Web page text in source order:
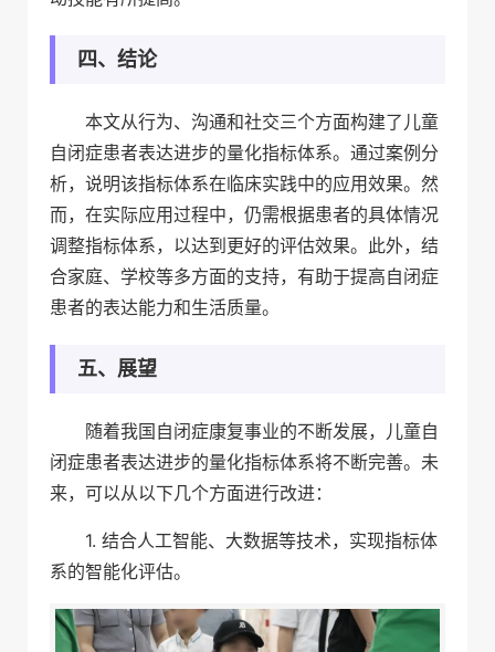
四、结论
本文从行为、沟通和社交三个方面构建了儿童
自闭症患者表达进步的量化指标体系。通过案例分
析，说明该指标体系在临床实践中的应用效果。然
而，在实际应用过程中，仍需根据患者的具体情况
调整指标体系，以达到更好的评估效果。此外，结
合家庭、学校等多方面的支持，有助于提高自闭症
患者的表达能力和生活质量。
五、展望
随着我国自闭症康复事业的不断发展，儿童自
闭症患者表达进步的量化指标体系将不断完善。未
来，可以从以下几个方面进行改进：
1. 结合人工智能、大数据等技术，实现指标体
系的智能化评估。